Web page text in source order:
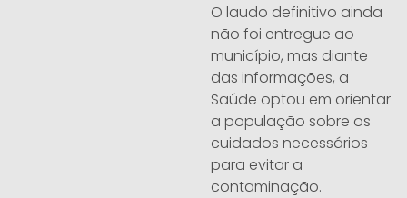
O laudo definitivo ainda
não foi entregue ao
município, mas diante
das informações, a
Saúde optou em orientar
a população sobre os
cuidados necessários
para evitar a
contaminação.